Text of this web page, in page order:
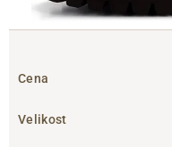
Cena
Velikost